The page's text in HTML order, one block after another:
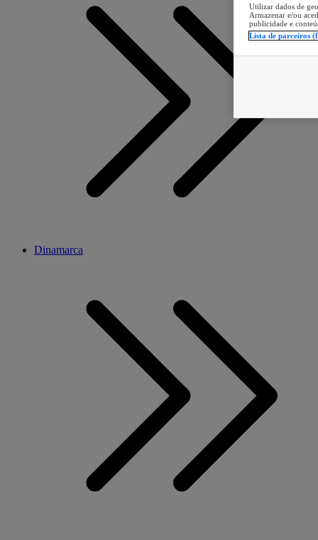
Dinamarca
Utilizar dados de
Armazenar e/ou
publicidade e
Lista de parceiros